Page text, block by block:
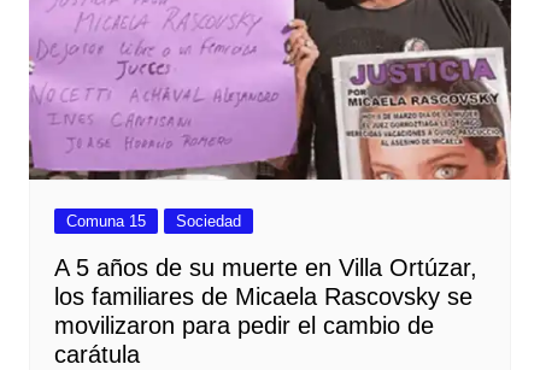
Comuna 15 Sociedad
A 5 años de su muerte en Villa Ortúzar,
los familiares de Micaela Rascovsky se
movilizaron para pedir el cambio de
carátula